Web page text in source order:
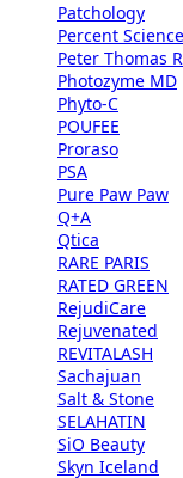
Patchology
Percent Science
Peter Thomas
Photozyme MD
Phyto-C
POUFEE
Proraso
PSA
Pure Paw Paw
Q+A
Qtica
RARE PARIS
RATED GREEN
RejudiCare
Rejuvenated
REVITALASH
Sachajuan
Salt & Stone
SELAHATIN
SiO Beauty
Skyn Iceland